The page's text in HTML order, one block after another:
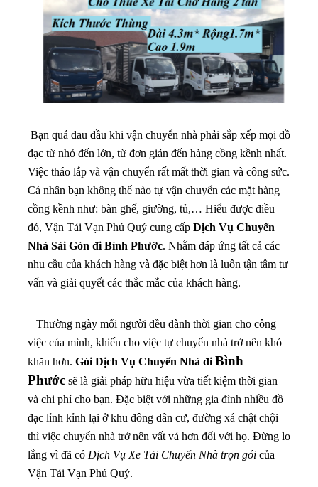
Bạn quá đau đầu khi vận chuyển nhà phải sắp xếp mọi đồ
đạc từ nhỏ đến lớn, từ đơn giản đến hàng cồng kềnh nhất.
Việc tháo lắp và vận chuyển rất mất thời gian và công sức.
Cá nhân bạn không thể nào tự vận chuyển các mặt hàng
cồng kềnh như: bàn ghế, giường, tủ,… Hiểu được điều
đó, Vận Tải Vạn Phú Quý cung cấp Dịch Vụ Chuyển
Nhà Sài Gòn đi Bình Phước. Nhằm đáp ứng tất cả các
nhu cầu của khách hàng và đặc biệt hơn là luôn tận tâm tư
vấn và giải quyết các thắc mắc của khách hàng.
Thường ngày mổi người đều dành thời gian cho công
việc của mình, khiến cho việc tự chuyển nhà trở nên khó
khăn hơn. Gói Dịch Vụ Chuyển Nhà đi Bình
Phước sẽ là giải pháp hữu hiệu vừa tiết kiệm thời gian
và chi phí cho bạn. Đặc biệt với những gia đình nhiều đồ
đạc lỉnh kỉnh lại ở khu đông dân cư, đường xá chật chội
thì việc chuyển nhà trở nên vất vả hơn đối với họ. Đừng lo
lắng vì đã có Dịch Vụ Xe Tải Chuyển Nhà trọn gói của
Vận Tải Vạn Phú Quý.